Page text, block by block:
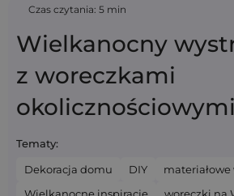
Czas czytania: 5 min
Wielkanocny
z woreczkami
okolicznościowymi
Tematy:
Dekoracja domu DIY
materiałowe